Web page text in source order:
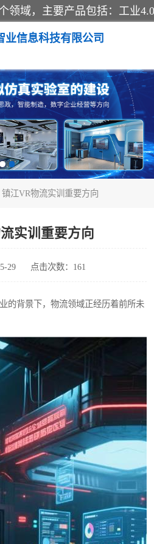
业信息科技有限公司
镇江VR物流实训重要方向
实训重要方向
29 点击次数：161
的背景下，物流领域正经历着前所未